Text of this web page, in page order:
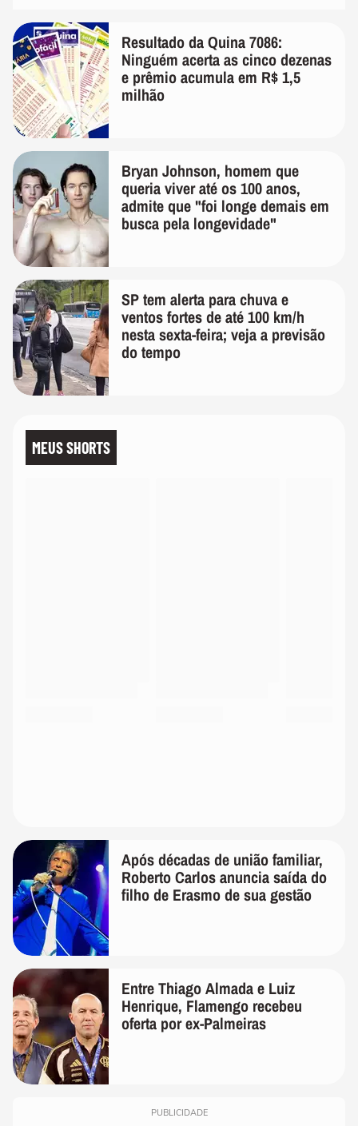
Resultado da Quina 7086:
Ninguém acerta as cinco dezenas
e prêmio acumula em R$ 1,5
milhão
Bryan Johnson, homem que
queria viver até os 100 anos,
admite que "foi longe demais em
busca pela longevidade"
SP tem alerta para chuva e
ventos fortes de até 100 km/h
nesta sexta-feira; veja a previsão
do tempo
MEUS SHORTS
Após décadas de união familiar,
Roberto Carlos anuncia saída do
filho de Erasmo de sua gestão
Entre Thiago Almada e Luiz
Henrique, Flamengo recebeu
oferta por ex-Palmeiras
PUBLICIDADE